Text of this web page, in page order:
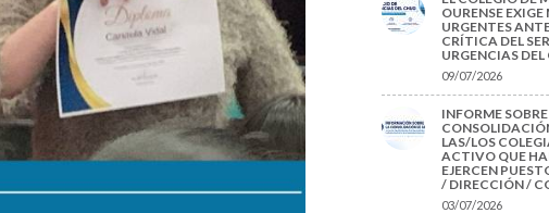
OURENSE
URGENTES
CRÍTICA DEL
URGENCIAS
09/07/2026
INFORME
LAS/LOS
ACTIVO QUE
EJERCEN
/ DIRECCIÓN /
03/07/2026